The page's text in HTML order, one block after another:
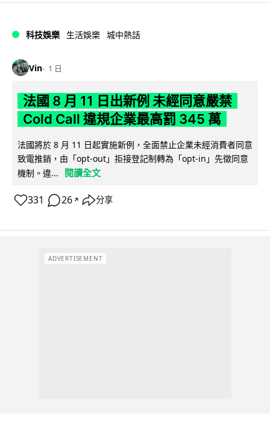
科技娛樂 生活娛樂 城中熱話
Vin 1 日
法國 8 月 11 日出新例 未經同意嚴禁
Cold Call 違規企業最高罰 345 萬
法國將於 8 月 11 日起實施新例，全面禁止企業未經消費者同意
致電推銷，由「opt-out」拒接登記制轉為「opt-in」先徵同意
機制。違...
閱讀全文
331 26 ↗ 分享
ADVERTISEMENT